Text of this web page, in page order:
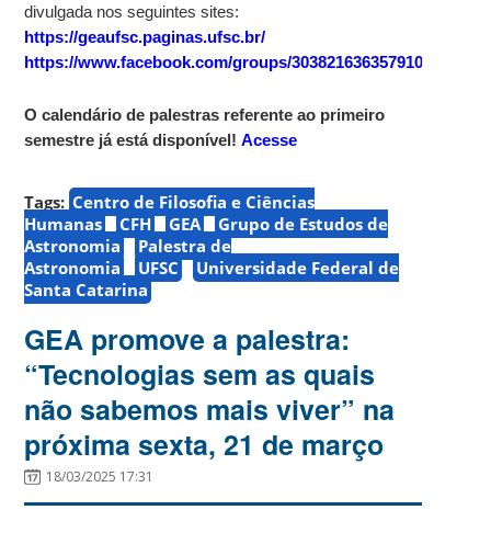
divulgada nos seguintes sites:
https://geaufsc.paginas.ufsc.br/
https://www.facebook.com/groups/303821636357910
O calendário de palestras referente ao primeiro
semestre já está disponível!Acesse
Tags: Centro de Filosofia e Ciências
Humanas
CFH GEA
Grupo de Estudos de
Astronomia
Palestra de
Astronomia
UFSC
Universidade Federal de
Santa Catarina
GEA promove a palestra:
“Tecnologias sem as quais
não sabemos mais viver” na
próxima sexta, 21 de março
18/03/2025 17:31